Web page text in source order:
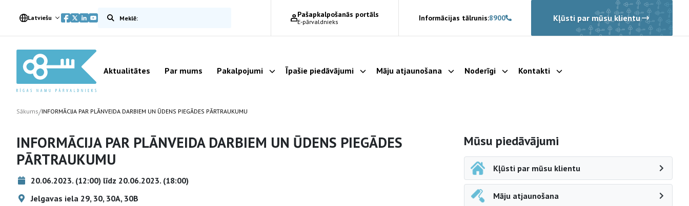
Latviešu Meklēt vietnē Pašapkalpošanās portāls
E-pārvaldnieks Informācijas tālrunis:8900 Kļūsti par mūsu klientu
Aktualitātes Par mums Pakalpojumi Parādīt apakšizvēlni
Īpašie piedāvājumi Parādīt apakšizvēlni
Māju atjaunošana Parādīt apakšizvēlni
Noderīgi Parādīt apakšizvēlni
Kontakti Parādīt apakšizvēlni
Sākums/INFORMĀCIJA PAR PLĀNVEIDA DARBIEM UN ŪDENS PIEGĀDES PĀRTRAUKUMU
INFORMĀCIJA PAR PLĀNVEIDA DARBIEM UN ŪDENS PIEGĀDES
PĀRTRAUKUMU
20.06.2023. (12:00) līdz 20.06.2023. (18:00)
Jelgavas iela 29, 30, 30A, 30B
Sāna navigācija
Mūsu piedāvājumi
Kļūsti par mūsu klientu
Māju atjaunošana